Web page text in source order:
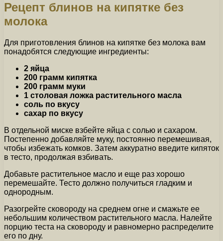
Рецепт блинов на кипятке без
молока
Для приготовления блинов на кипятке без молока вам
понадобятся следующие ингредиенты:
2 яйца
200 грамм кипятка
200 грамм муки
1 столовая ложка растительного масла
соль по вкусу
сахар по вкусу
В отдельной миске взбейте яйца с солью и сахаром.
Постепенно добавляйте муку, постоянно перемешивая,
чтобы избежать комков. Затем аккуратно введите кипяток
в тесто, продолжая взбивать.
Добавьте растительное масло и еще раз хорошо
перемешайте. Тесто должно получиться гладким и
однородным.
Разогрейте сковороду на среднем огне и смажьте ее
небольшим количеством растительного масла. Налейте
порцию теста на сковороду и равномерно распределите
его по дну.